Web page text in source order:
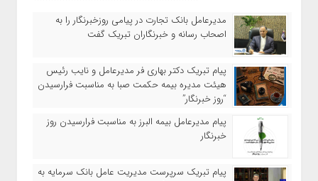
مدیرعامل بانک تجارت در پیامی روزخبرنگار را به
اصحاب رسانه و خبرنگاران تبریک گفت
پیام تبریک دکتر بهاری فر مدیرعامل و نایب رئیس
هیئت مدیره بیمه حکمت صبا به مناسبت فرارسیدن
“روز خبرنگار”
پیام مدیرعامل بیمه البرز به مناسبت فرارسیدن روز
خبرنگار
پیام تبریک سرپرست مدیریت عامل بانک سرمایه به